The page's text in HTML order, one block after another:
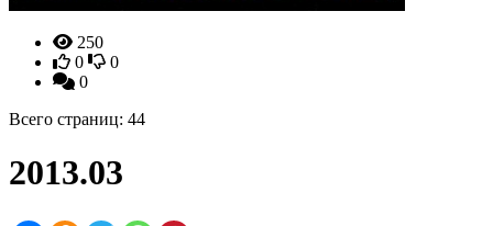
250
0
0
0
Всего страниц: 44
2013.03